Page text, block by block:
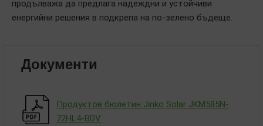
продълважа да предлага надеждни и устойчиви
енергийни решения в подкрепа на по-зелено бъдеще.
Документи
Продуктов бюлетин Jinko Solar JKM585N-
72HL4-BDV